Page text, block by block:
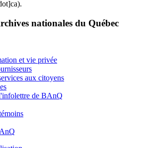
.
nationales du Québec
et vie privée
aux citoyens
de BAnQ